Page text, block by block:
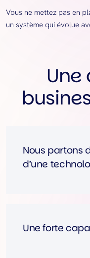
Vous ne mettez pas en
un système qui évolue
Une approche
Nous partons
d’une
Une forte